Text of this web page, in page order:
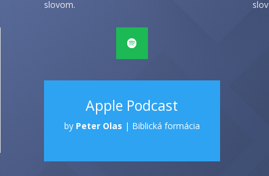
slovom.
Apple Podcast
by Peter Olas | Biblická formácia